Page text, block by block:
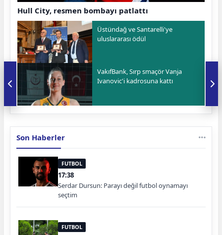
Hull City, resmen bombayı patlattı
Üstündağ ve Santarelli'ye
uluslararası ödül
VakıfBank, Sırp smaçör Vanja
Ivanovic'i kadrosuna kattı
Son Haberler
FUTBOL
17:38
Serdar Dursun: Parayı değil futbol oynamayı
seçtim
FUTBOL